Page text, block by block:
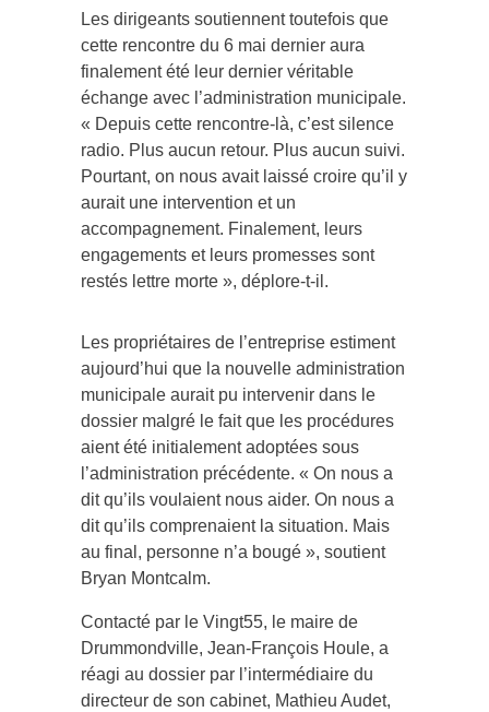
Les dirigeants soutiennent toutefois que
cette rencontre du 6 mai dernier aura
finalement été leur dernier véritable
échange avec l’administration municipale.
« Depuis cette rencontre-là, c’est silence
radio. Plus aucun retour. Plus aucun suivi.
Pourtant, on nous avait laissé croire qu’il y
aurait une intervention et un
accompagnement. Finalement, leurs
engagements et leurs promesses sont
restés lettre morte », déplore-t-il.
Les propriétaires de l’entreprise estiment
aujourd’hui que la nouvelle administration
municipale aurait pu intervenir dans le
dossier malgré le fait que les procédures
aient été initialement adoptées sous
l’administration précédente. « On nous a
dit qu’ils voulaient nous aider. On nous a
dit qu’ils comprenaient la situation. Mais
au final, personne n’a bougé », soutient
Bryan Montcalm.
Contacté par le Vingt55, le maire de
Drummondville, Jean-François Houle, a
réagi au dossier par l’intermédiaire du
directeur de son cabinet, Mathieu Audet,